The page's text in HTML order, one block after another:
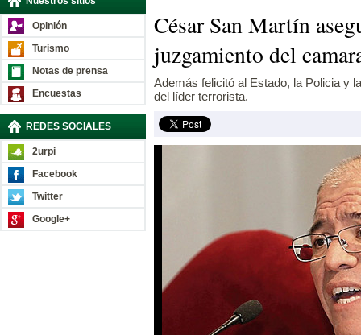
Opinión
Turismo
Notas de prensa
Encuestas
REDES SOCIALES
2urpi
Facebook
Twitter
Google+
César San Martín
juzgamiento del
Además felicitó al Estado, la Policia y
del líder terrorista.